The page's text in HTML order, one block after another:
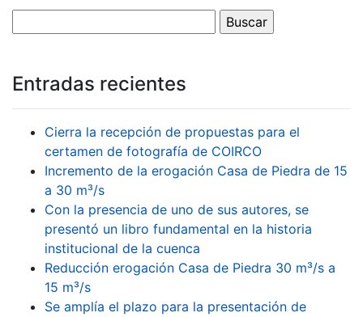
Entradas recientes
Cierra la recepción de propuestas para el
certamen de fotografía de COIRCO
Incremento de la erogación Casa de Piedra de 15
a 30 m³/s
Con la presencia de uno de sus autores, se
presentó un libro fundamental en la historia
institucional de la cuenca
Reducción erogación Casa de Piedra 30 m³/s a
15 m³/s
Se amplía el plazo para la presentación de